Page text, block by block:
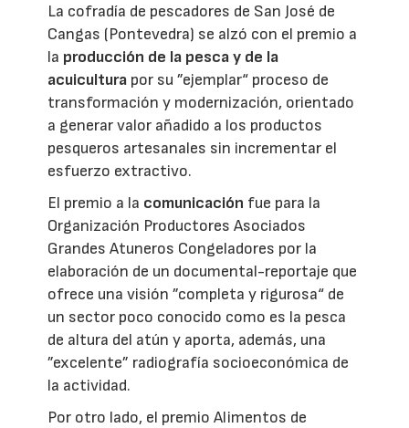
La cofradía de pescadores de San José de
Cangas (Pontevedra) se alzó con el premio a
la producción de la pesca y de la
acuicultura por su ”ejemplar“ proceso de
transformación y modernización, orientado
a generar valor añadido a los productos
pesqueros artesanales sin incrementar el
esfuerzo extractivo.
El premio a la comunicación fue para la
Organización Productores Asociados
Grandes Atuneros Congeladores por la
elaboración de un documental-reportaje que
ofrece una visión ”completa y rigurosa“ de
un sector poco conocido como es la pesca
de altura del atún y aporta, además, una
”excelente” radiografía socioeconómica de
la actividad.
Por otro lado, el premio Alimentos de